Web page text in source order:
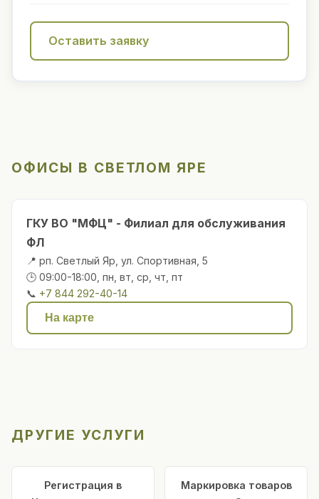
Оставить заявку
ОФИСЫ В СВЕТЛОМ ЯРЕ
ГКУ ВО "МФЦ" - Филиал для обслуживания
ФЛ
📍 рп. Светлый Яр, ул. Спортивная, 5
🕒 09:00-18:00, пн, вт, ср, чт, пт
📞 +7 844 292-40-14
На карте
ДРУГИЕ УСЛУГИ
Регистрация в
Маркировка товаров